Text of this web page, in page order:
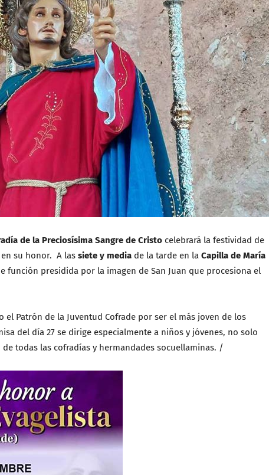
de la Preciosísima Sangre de Cristo celebrará la festividad de
su honor. A las siete y media de la tarde en la Capilla de María
función presidida por la imagen de San Juan que procesiona el
el Patrón de la Juventud Cofrade por ser el más joven de los
del día 27 se dirige especialmente a niños y jóvenes, no solo
de todas las cofradías y hermandades socuellaminas. /